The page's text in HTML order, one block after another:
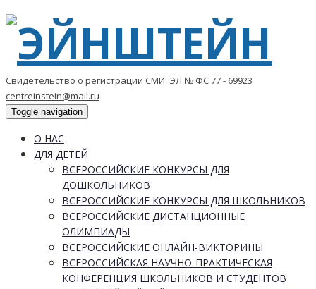
Свидетельство о регистрации СМИ: ЭЛ № ФС 77 - 69923
centreinstein@mail.ru
Toggle navigation
О НАС
ДЛЯ ДЕТЕЙ
ВСЕРОССИЙСКИЕ КОНКУРСЫ ДЛЯ
ДОШКОЛЬНИКОВ
ВСЕРОССИЙСКИЕ КОНКУРСЫ ДЛЯ ШКОЛЬНИКОВ
ВСЕРОССИЙСКИЕ ДИСТАНЦИОННЫЕ
ОЛИМПИАДЫ
ВСЕРОССИЙСКИЕ ОНЛАЙН-ВИКТОРИНЫ
ВСЕРОССИЙСКАЯ НАУЧНО-ПРАКТИЧЕСКАЯ
КОНФЕРЕНЦИЯ ШКОЛЬНИКОВ И СТУДЕНТОВ